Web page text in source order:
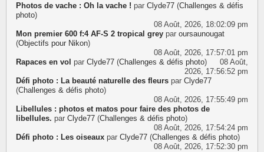
Photos de vache : Oh la vache ! parClyde77 (Challenges & défis
photo)
08 Août, 2026, 18:02:09 pm
Mon premier 600 f:4 AF-S 2 tropical grey paroursaunougat
(Objectifs pour Nikon)
08 Août, 2026, 17:57:01 pm
Rapaces en vol parClyde77 (Challenges & défis photo)
08 Août,
2026, 17:56:52 pm
Défi photo : La beauté naturelle des fleurs parClyde77
(Challenges & défis photo)
08 Août, 2026, 17:55:49 pm
Libellules : photos et matos pour faire des photos de
libellules. parClyde77 (Challenges & défis photo)
08 Août, 2026, 17:54:24 pm
Défi photo : Les oiseaux parClyde77 (Challenges & défis photo)
08 Août, 2026, 17:52:30 pm